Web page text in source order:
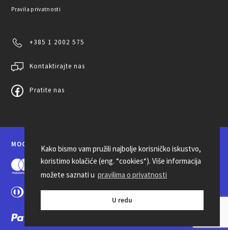
Kako bismo vam pružili najbolje korisničko iskustvo,
koristimo kolačiće (eng. “cookies“). Više informacija
možete saznati u pravilima o privatnosti
U redu
Pravila privatnosti
+385 1 2002 575
Kontaktirajte nas
Pratite nas
MOGUĆNOSTI PLAĆANJA